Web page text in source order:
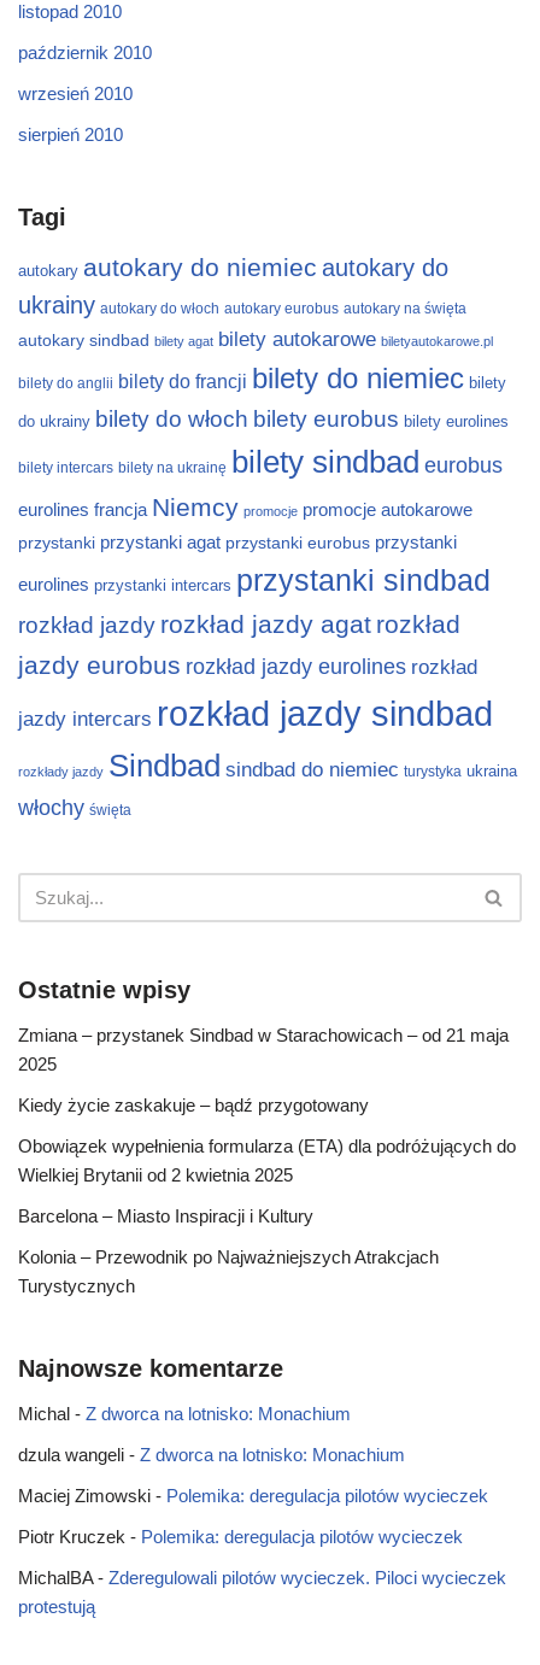
listopad 2010
październik 2010
wrzesień 2010
sierpień 2010
Tagi
autokary autokary do niemiec autokary do
ukrainy autokary do włoch autokary eurobus autokary na święta
autokary sindbad bilety agat bilety autokarowe biletyautokarowe.pl
bilety do anglii bilety do francji bilety do niemiec bilety
do ukrainy bilety do włoch bilety eurobus bilety eurolines
bilety intercars bilety na ukrainę bilety sindbad eurobus
eurolines francja Niemcy promocje promocje autokarowe
przystanki przystanki agat przystanki eurobus przystanki
eurolines przystanki intercars przystanki sindbad
rozkład jazdy rozkład jazdy agat rozkład
jazdy eurobus rozkład jazdy eurolines rozkład
jazdy intercars rozkład jazdy sindbad
rozkłady jazdy Sindbad sindbad do niemiec turystyka ukraina
włochy święta
Ostatnie wpisy
Zmiana – przystanek Sindbad w Starachowicach – od 21 maja
2025
Kiedy życie zaskakuje – bądź przygotowany
Obowiązek wypełnienia formularza (ETA) dla podróżujących do
Wielkiej Brytanii od 2 kwietnia 2025
Barcelona – Miasto Inspiracji i Kultury
Kolonia – Przewodnik po Najważniejszych Atrakcjach
Turystycznych
Najnowsze komentarze
Michal - Z dworca na lotnisko: Monachium
dzula wangeli - Z dworca na lotnisko: Monachium
Maciej Zimowski - Polemika: deregulacja pilotów wycieczek
Piotr Kruczek - Polemika: deregulacja pilotów wycieczek
MichalBA- Zderegulowali pilotów wycieczek. Piloci wycieczek
protestują